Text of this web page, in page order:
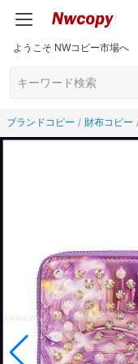
ようこそ NWコピー市場へ
ブランドコピー 財布コピー